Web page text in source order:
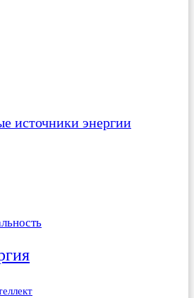
источники энергии